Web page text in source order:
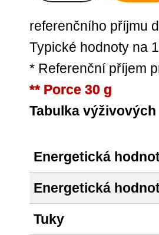
referenčního příjmu
Typické hodnoty na
* Referenční příjem
** Porce 30 g
Tabulka
Energetická
Energetická
Tuky